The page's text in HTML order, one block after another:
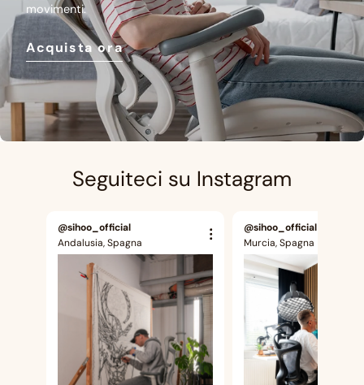
movimenti.
Acquista ora
Seguiteci su Instagram
@sihoo_official
Andalusia, Spagna
@sihoo_official
Murcia, Spagna